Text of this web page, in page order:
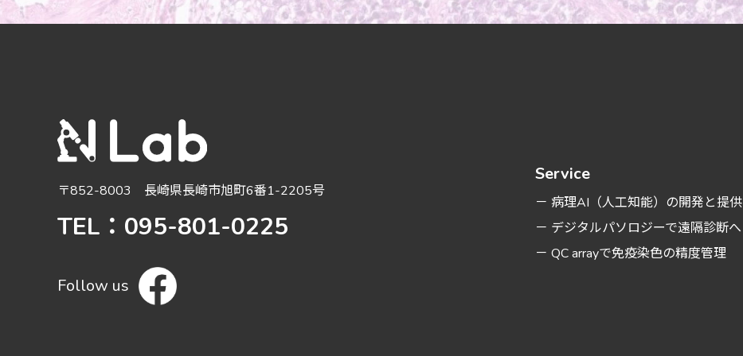
〒852-8003 長崎県長崎市旭町6番1-2205号
TEL：095-801-0225
Follow us
Service
－ 病理AI（人工知能）の開発と提供
－ デジタルパソロジーで遠隔診断へ
－ QC arrayで免疫染色の精度管理